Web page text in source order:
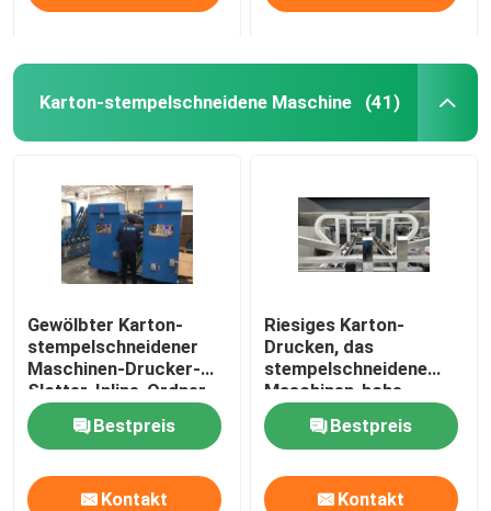
Karton-stempelschneidene Maschine (41)
Gewölbter Karton-
stempelschneidener
Maschinen-Drucker-
Slotter-Inline-Ordner
Gluer
Bestpreis
Kontakt
Riesiges Karton-
Drucken, das
stempelschneidene
Maschinen-hohe
Geschwindigkeit kerbt
Bestpreis
Kontakt